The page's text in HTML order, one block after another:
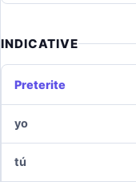
INDICATIVE
Preterite
yo
tú